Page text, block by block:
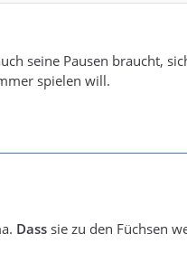
seine Pausen braucht,
spielen will.
Dass sie zu den Füchsen